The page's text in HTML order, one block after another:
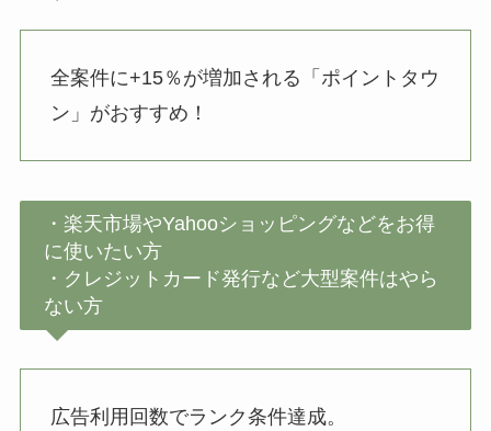
全案件に+15％が増加される「ポイントタウ
ン」がおすすめ！
・楽天市場やYahooショッピングなどをお得
に使いたい方
・クレジットカード発行など大型案件はやら
ない方
広告利用回数でランク条件達成。